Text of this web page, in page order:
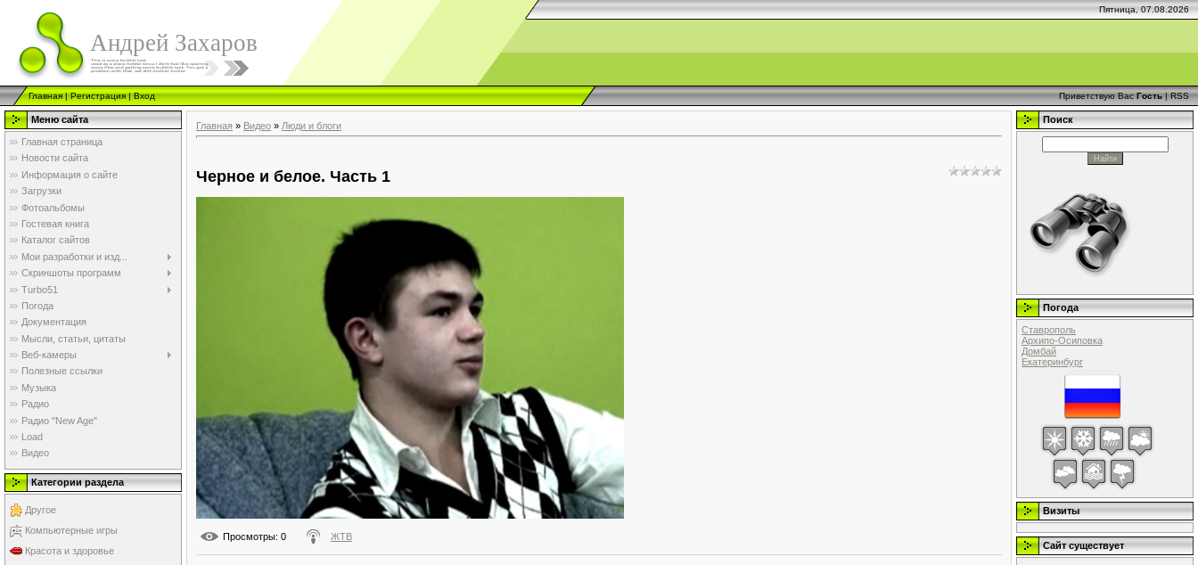
Пятница, 07.08.2026
Андрей Захаров
Главная|Регистрация|Вход Приветствую Вас Гость|RSS
Меню сайта
Главная страница
Новости сайта
Информация о сайте
Загрузки
Фотоальбомы
Гостевая книга
Каталог сайтов
Мои разработки и изд...
Скриншоты программ
Turbo51
Погода
Документация
Мысли, статьи, цитаты
Веб-камеры
Полезные ссылки
Музыка
Радио
Радио "New Age"
Load
Видео
Категории раздела
Другое
Компьютерные игры
Красота и здоровье
Главная » Видео » Люди и блоги
Черное и белое. Часть 1
Просмотры: 0 ЖТВ
Поиск
Погода
Ставрополь
Архипо-Осиповка
Домбай
Екатеринбург
Визиты
Сайт существует